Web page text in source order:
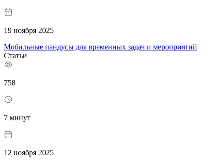
19 ноября 2025
Мобильные пандусы для временных задач и мероприятий
Статьи
758
7 минут
12 ноября 2025